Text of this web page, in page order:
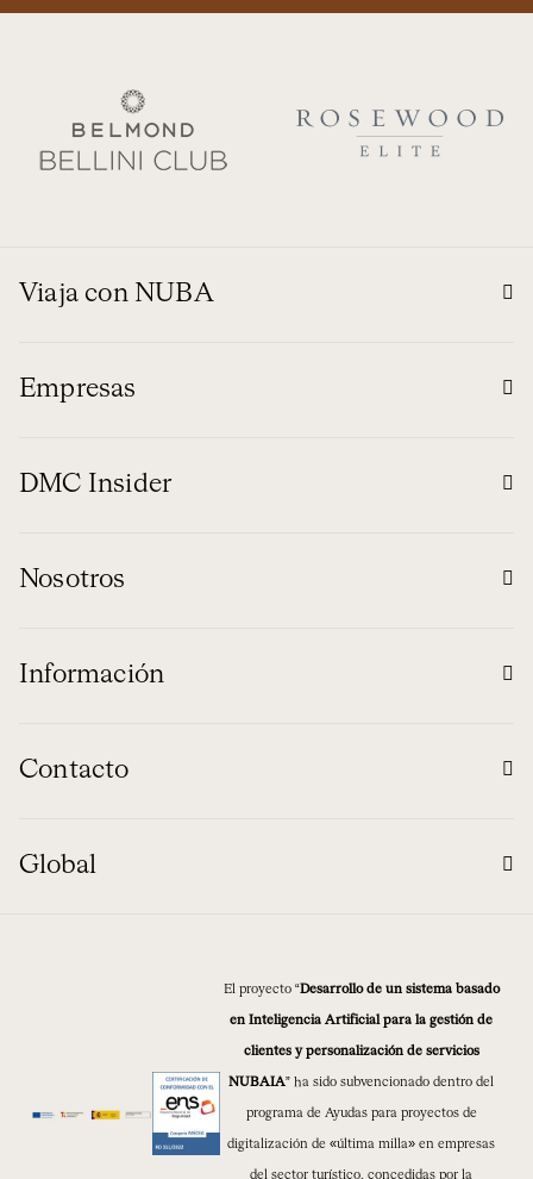
Viaja con NUBA
Empresas
DMC Insider
Nosotros
Información
Contacto
Global
El proyecto “Desarrollo de un sistema basado
en Inteligencia Artificial para la gestión de
clientes y personalización de servicios
NUBAIA” ha sido subvencionado dentro del
programa de Ayudas para proyectos de
digitalización de «última milla» en empresas
del sector turístico, concedidas por la